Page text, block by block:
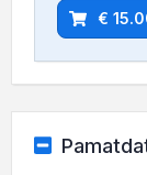
€